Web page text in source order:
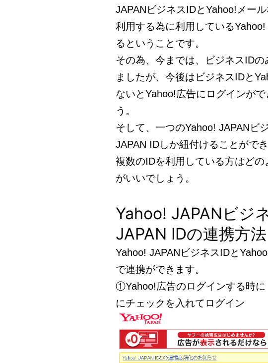
JAPANビジネスIDとYahoo!メー
利用する為に利用している
るということです。
その為、今までは、ビジネスID
ましたが、今後はビジネスIDと
ないとYahoo!広告にログインが
う。
そして、一つのYahoo! JAPANビ
JAPAN IDしか紐付けることがで
複数のIDを利用している方はど
がいいでしょう。
Yahoo! JAPANビジ
JAPAN IDの連携方法
Yahoo! JAPANビジネスIDと
で連携ができます。
①Yahoo!広告のログインする時に
にチェックを入れてログイン